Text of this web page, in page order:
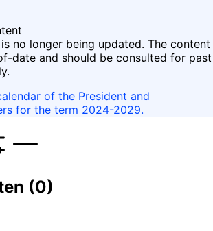
no longer being updated. The content
date and should be consulted for past
of the President and
for the term 2024-2029.
(0)